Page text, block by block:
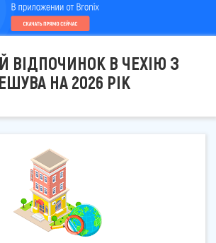
ВІДПОЧИНОК В ЧЕХІЮ З
НА 2026 РІК